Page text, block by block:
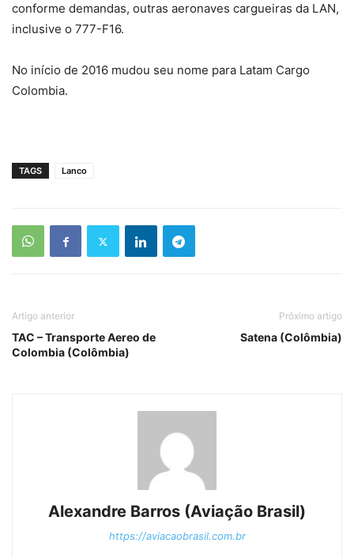
conforme demandas, outras aeronaves cargueiras da LAN,
inclusive o 777-F16.
No início de 2016 mudou seu nome para Latam Cargo
Colombia.
TAGS Lanco
Artigo anterior
TAC – Transporte Aereo de
Colombia (Colômbia)
Próximo artigo
Satena (Colômbia)
Alexandre Barros (Aviação Brasil)
https://aviacaobrasil.com.br